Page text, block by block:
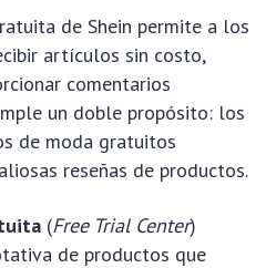
de Shein permite a los
artículos sin costo,
comentarios
un doble propósito: los
de moda gratuitos
reseñas de productos.
(Free Trial Center)
de productos que